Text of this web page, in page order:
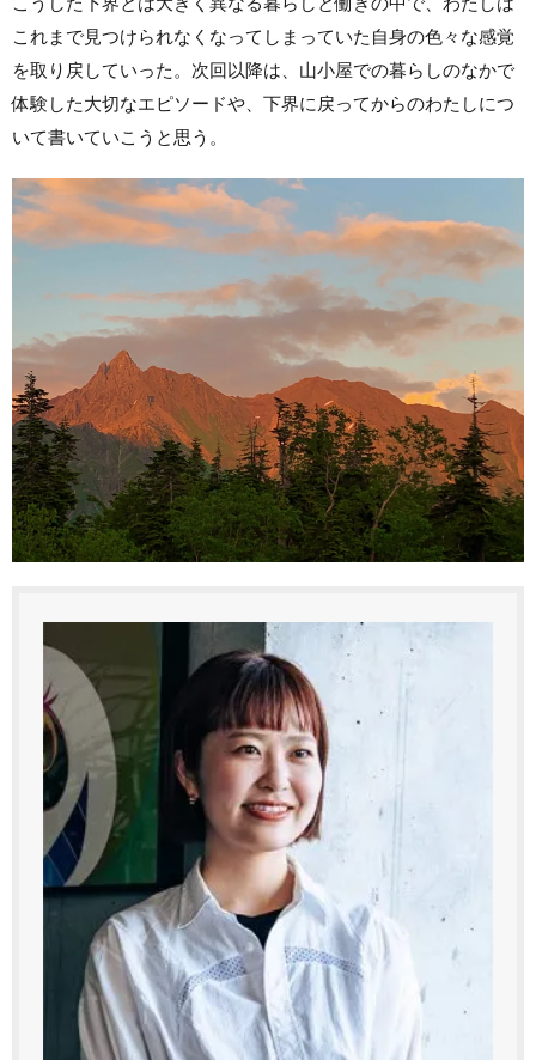
これまで見つけられなくなってしまっていた自身の色々な感覚
を取り戻していった。次回以降は、山小屋での暮らしのなかで
体験した大切なエピソードや、下界に戻ってからのわたしにつ
いて書いていこうと思う。